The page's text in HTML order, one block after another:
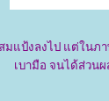
มแป้งลงไป แต่ในภ
เบามือ จนได้ส่วน